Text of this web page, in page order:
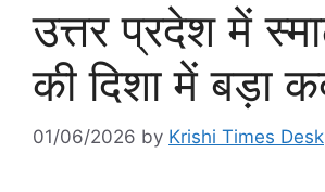
उत्तर प्रदेश में
की दिशा में बड़ा
01/06/2026 by Krishi Times Desk